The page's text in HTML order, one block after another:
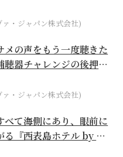
ァ・ジャパン株式会社)
メの声をもう一度聴きた
聴器チャレンジの後押し
ァ・ジャパン株式会社)
べて海側にあり、眼前に
る『西表島ホテル by 星